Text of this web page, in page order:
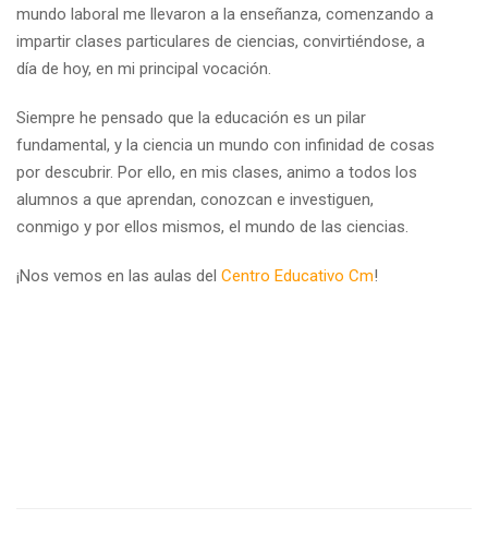
mundo laboral me llevaron a la enseñanza, comenzando a
impartir clases particulares de ciencias, convirtiéndose, a
día de hoy, en mi principal vocación.
Siempre he pensado que la educación es un pilar
fundamental, y la ciencia un mundo con infinidad de cosas
por descubrir. Por ello, en mis clases, animo a todos los
alumnos a que aprendan, conozcan e investiguen,
conmigo y por ellos mismos, el mundo de las ciencias.
¡Nos vemos en las aulas del Centro Educativo Cm!